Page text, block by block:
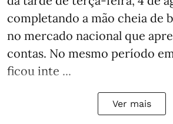
completando a mão cheia de
no mercado nacional que
contas. No mesmo período
ficou inte ...
Ver mais